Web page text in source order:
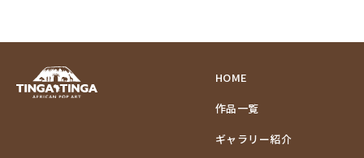
HOME
作品一覧
ギャラリー紹介